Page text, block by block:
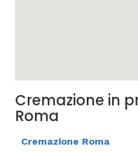
Cremazione in
Roma
Cremazione Roma